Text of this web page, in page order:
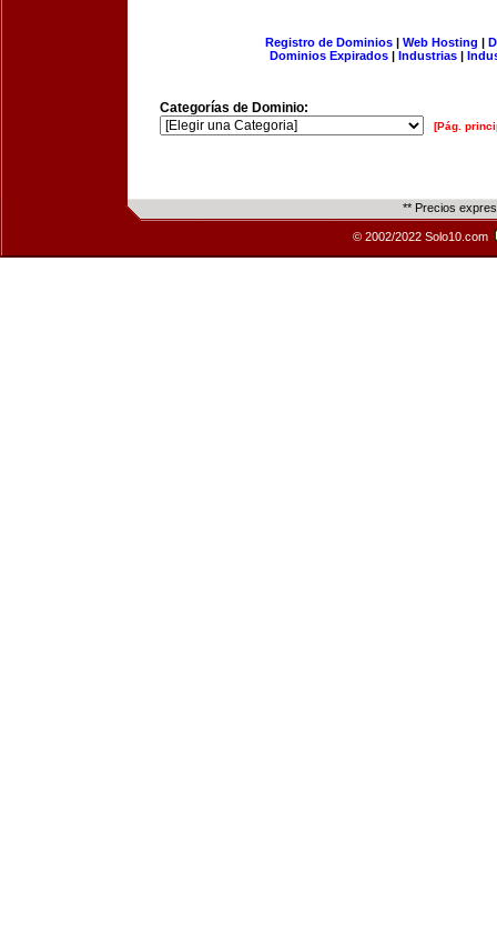
Registro de Dominios| Web Hosting |
Dominios Expirados | Industrias |
Categorías de Dominio:
[Pág.
** Precios
© 2002/2022 Solo10.com